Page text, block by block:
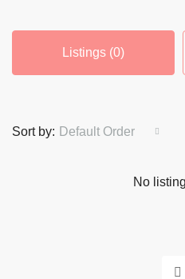
Listings (0)
Sort by: Default Order
No